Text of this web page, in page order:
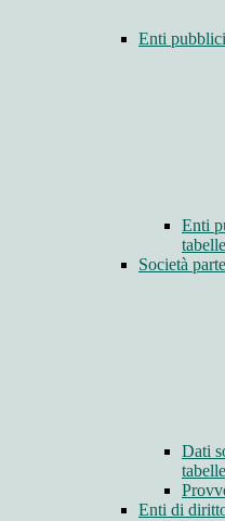
Enti
Enti
Società
Dati
Enti di